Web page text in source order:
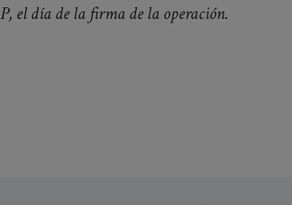
el día de la firma de la operación.